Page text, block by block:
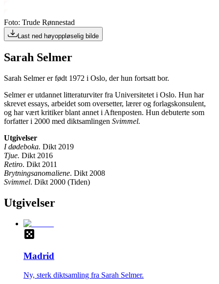
Foto: Trude Rønnestad
Last ned høyoppløselig bilde
Sarah Selmer
Sarah Selmer er født 1972 i Oslo, der hun fortsatt bor.
Selmer er utdannet litteraturviter fra Universitetet i Oslo. Hun har
skrevet essays, arbeidet som oversetter, lærer og forlagskonsulent,
og har vært kritiker blant annet i Aftenposten. Hun debuterte som
forfatter i 2000 med diktsamlingen Svimmel.
Utgivelser
I dødeboka. Dikt 2019
Tjue. Dikt 2016
Retiro. Dikt 2011
Brytningsanomaliene. Dikt 2008
Svimmel. Dikt 2000 (Tiden)
Utgivelser
Madrid
Ny, sterk diktsamling fra Sarah Selmer.